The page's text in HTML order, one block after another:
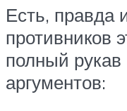
Есть, правда
противников
полный рукав
аргументов: